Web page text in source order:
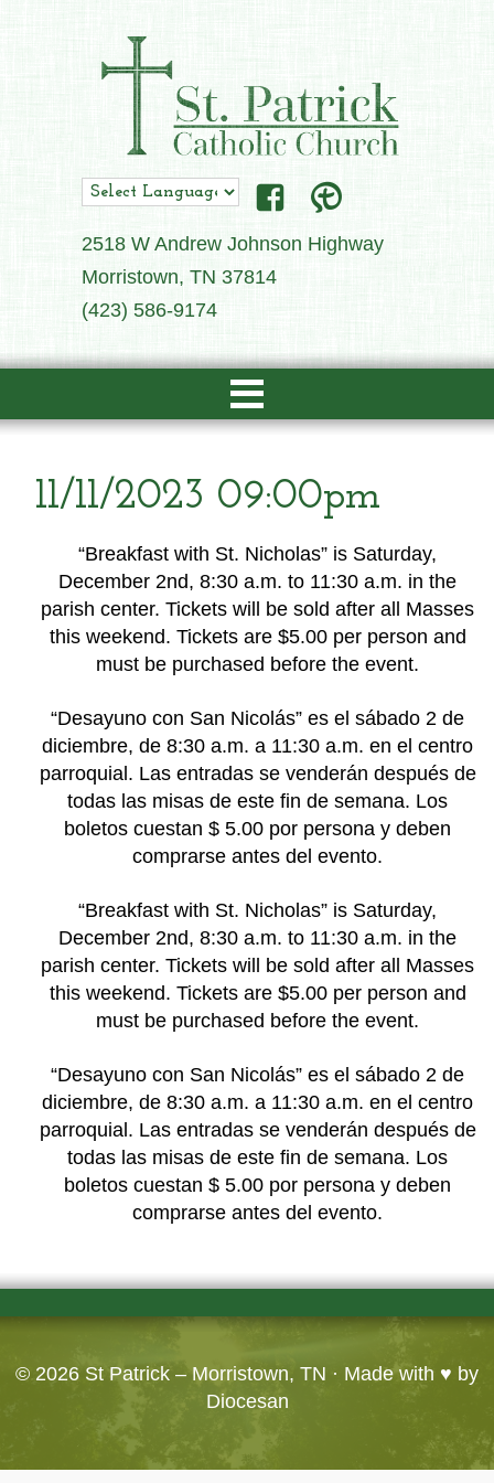
2518 W Andrew Johnson Highway
Morristown, TN 37814
(423) 586-9174
11/11/2023 09:00pm
“Breakfast with St. Nicholas” is Saturday,
December 2nd, 8:30 a.m. to 11:30 a.m. in the
parish center. Tickets will be sold after all Masses
this weekend. Tickets are $5.00 per person and
must be purchased before the event.
“Desayuno con San Nicolás” es el sábado 2 de
diciembre, de 8:30 a.m. a 11:30 a.m. en el centro
parroquial. Las entradas se venderán después de
todas las misas de este fin de semana. Los
boletos cuestan $ 5.00 por persona y deben
comprarse antes del evento.
“Breakfast with St. Nicholas” is Saturday,
December 2nd, 8:30 a.m. to 11:30 a.m. in the
parish center. Tickets will be sold after all Masses
this weekend. Tickets are $5.00 per person and
must be purchased before the event.
“Desayuno con San Nicolás” es el sábado 2 de
diciembre, de 8:30 a.m. a 11:30 a.m. en el centro
parroquial. Las entradas se venderán después de
todas las misas de este fin de semana. Los
boletos cuestan $ 5.00 por persona y deben
comprarse antes del evento.
© 2026 St Patrick – Morristown, TN · Made with ♥ by
Diocesan